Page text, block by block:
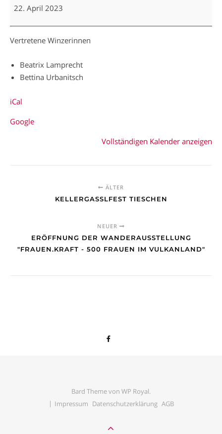
Klöcher Weinkost
22. April 2023
Vertretene Winzerinnen
Beatrix Lamprecht
Bettina Urbanitsch
iCal
Google
Vollständigen Kalender anzeigen
ÄLTER
KELLERGASSLFEST TIESCHEN
NEUER
ERÖFFNUNG DER WANDERAUSSTELLUNG
"FRAUEN.KRAFT - 500 FRAUEN IM VULKANLAND"
Bard Theme von WP Royal.
Impressum Datenschutzerklärung AGB